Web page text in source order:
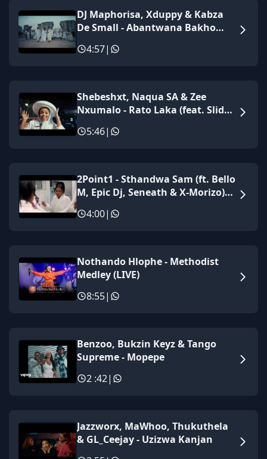
DJ Maphorisa, Xduppy & Kabza
De Small - Abantwana Bakho
& Nkosazana Daughter)
4:57|
Shebeshxt, Naqua SA & Zee
Nxumalo - Rato Laka (feat. Slidoo
5:46|
2Point1 - Sthandwa Sam (ft. Bello
M, Epic Dj, Seneath & X-Morizo)
4:00|
Nothando Hlophe - Methodist
Medley (LIVE)
8:55|
Benzoo, Bukzin Keyz & Tango
Supreme - Mopepe
2 :42|
Jazzworx, MaWhoo, Thukuthela
& GL_Ceejay - Uzizwa Kanjan